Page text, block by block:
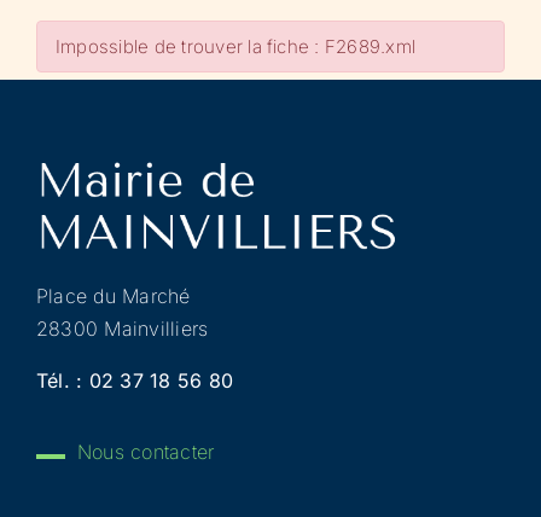
Impossible de trouver la fiche : F2689.xml
Place du Marché
28300 Mainvilliers
Tél. : 02 37 18 56 80
Nous contacter